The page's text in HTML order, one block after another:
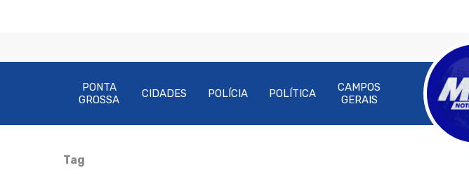
PONTA
GROSSA
CIDADES POLÍCIA POLÍTICA
CAMPOS
GERAIS
Tag